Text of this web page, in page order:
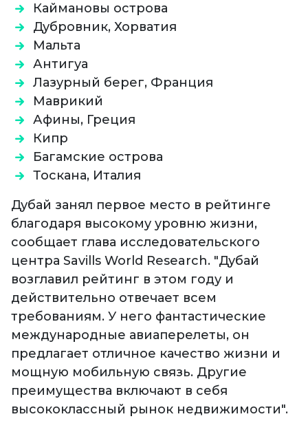
Каймановы острова
Дубровник, Хорватия
Мальта
Антигуа
Лазурный берег, Франция
Маврикий
Афины, Греция
Кипр
Багамские острова
Тоскана, Италия
Дубай занял первое место в рейтинге
благодаря высокому уровню жизни,
сообщает глава исследовательского
центра Savills World Research. "Дубай
возглавил рейтинг в этом году и
действительно отвечает всем
требованиям. У него фантастические
международные авиаперелеты, он
предлагает отличное качество жизни и
мощную мобильную связь. Другие
преимущества включают в себя
высококлассный рынок недвижимости".